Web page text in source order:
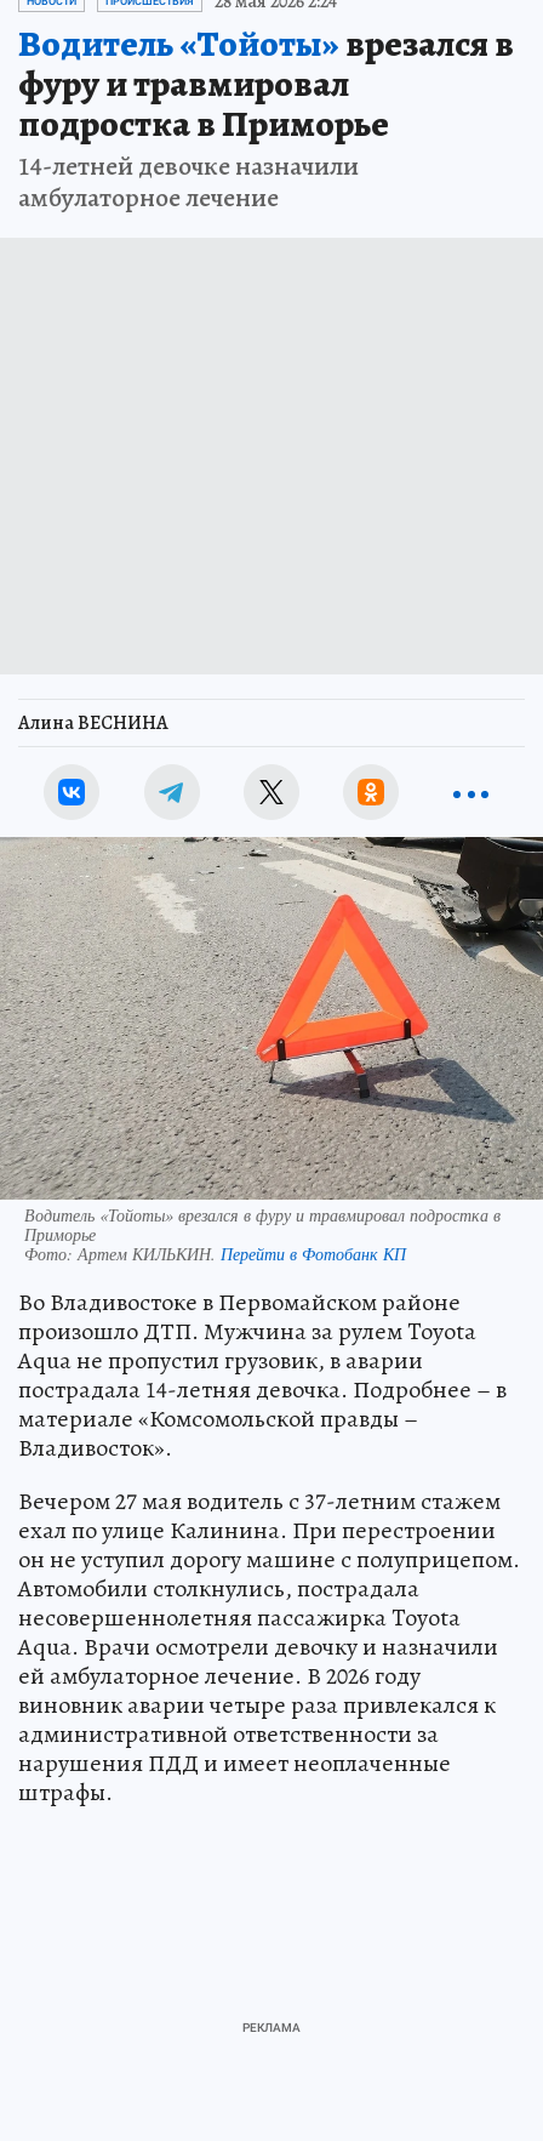
Водитель «Тойоты»врезался в
фуру и травмировал
подростка в Приморье
14-летней девочке назначили
амбулаторное лечение
Алина ВЕСНИНА
Водитель «Тойоты» врезался в фуру и травмировал подростка в
Приморье
Фото: Артем КИЛЬКИН. Перейти в Фотобанк КП
Во Владивостоке в Первомайском районе
произошло ДТП. Мужчина за рулем Toyota
Aqua не пропустил грузовик, в аварии
пострадала 14-летняя девочка. Подробнее – в
материале «Комсомольской правды –
Владивосток».
Вечером 27 мая водитель с 37-летним стажем
ехал по улице Калинина. При перестроении
он не уступил дорогу машине с полуприцепом.
Автомобили столкнулись, пострадала
несовершеннолетняя пассажирка Toyota
Aqua. Врачи осмотрели девочку и назначили
ей амбулаторное лечение. В 2026 году
виновник аварии четыре раза привлекался к
административной ответственности за
нарушения ПДД и имеет неоплаченные
штрафы.